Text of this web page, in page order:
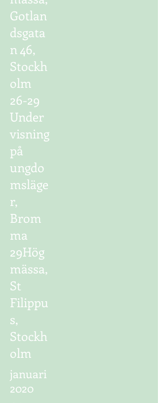
Gotlan
dsgata
n 46,
Stockh
olm
26-29
Under
visning
på
ungdo
msläge
r,
Brom
ma
29Hög
mässa,
St
Filippu
s,
Stockh
olm
januari
2020